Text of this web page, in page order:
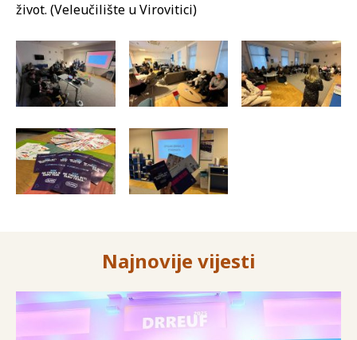
život. (Veleučilište u Virovitici)
Najnovije vijesti